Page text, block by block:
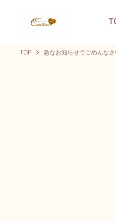
TOP 急なお知らせでごめんなさ